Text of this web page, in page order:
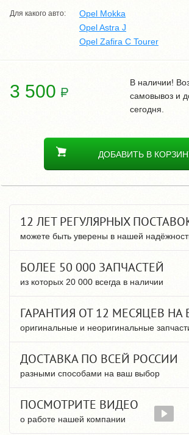
Для какого авто:
Opel Mokka
Opel Astra J
Opel Zafira C Tourer
3 500
В наличии!
самовывоз и
сегодня.
ДОБАВИТЬ В
12 ЛЕТ РЕГУЛЯРНЫХ
можете быть уверены в нашей
БОЛЕЕ 50 000 ЗАПЧАСТЕЙ
из которых 20 000 всегда в наличии
ГАРАНТИЯ ОТ 12 МЕСЯЦЕВ НА
оригинальные и неоригинальные
ДОСТАВКА ПО ВСЕЙ РОССИИ
разными способами на ваш выбор
ПОСМОТРИТЕ ВИДЕО
о работе нашей компании